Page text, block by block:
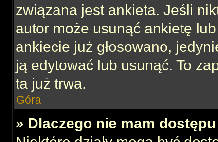
związana jest ankieta. Jeśli
autor może usunąć ankietę
ankiecie już głosowano,
ją edytować lub usunąć. To
ta już trwa.
Góra
» Dlaczego nie mam dostępu